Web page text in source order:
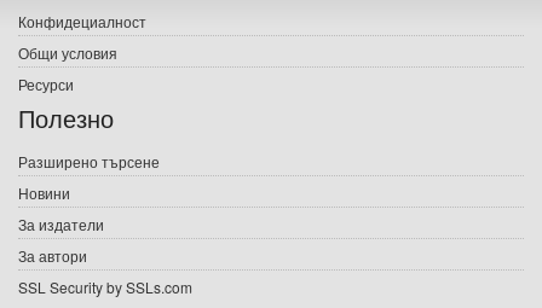
Електронни книги
Е-списания
Подаръци
Ваучери
Конфидециалност
Общи условия
Ресурси
Полезно
Разширено търсене
Новини
За издатели
За автори
SSL Security by SSLs.com